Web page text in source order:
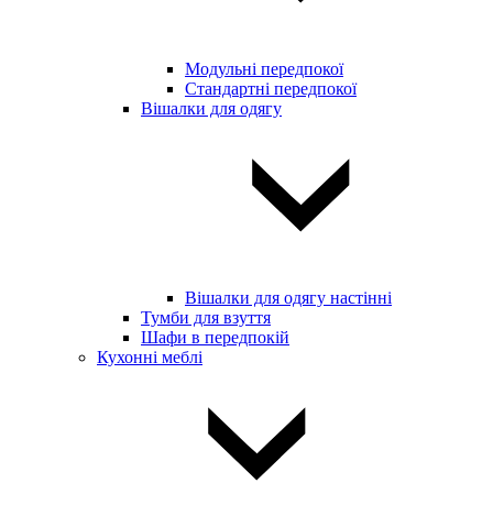
Модульні передпокої
Стандартні передпокої
Вішалки для одягу
Вішалки для одягу настінні
Тумби для взуття
Шафи в передпокій
Кухонні меблі